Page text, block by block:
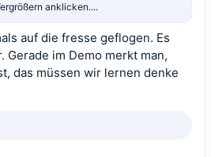
gemacht...
anklicken....
auf die fresse geflogen. Es
Gerade im Demo merkt man,
das müssen wir lernen denke